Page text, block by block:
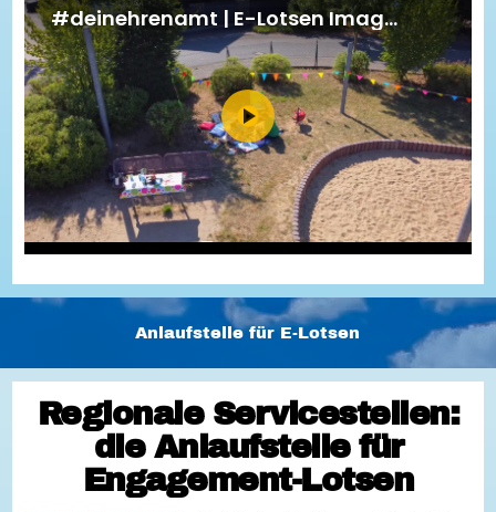
Anlaufstelle für E-Lotsen
Regionale Servicestellen:
die Anlaufstelle für
Engagement-Lotsen